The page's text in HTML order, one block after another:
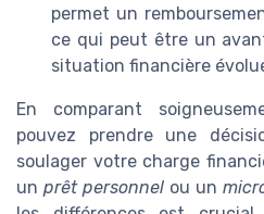
permet un
ce qui peut être un
situation financière
En comparant
pouvez prendre une
soulager votre charge
un prêt personnel ou un